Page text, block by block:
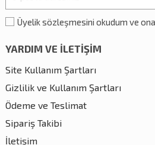
Üyelik sözleşmesini okudum ve
YARDIM VE İLETİŞİM
Site Kullanım Şartları
Gizlilik ve Kullanım Şartları
Ödeme ve Teslimat
Sipariş Takibi
İletişim